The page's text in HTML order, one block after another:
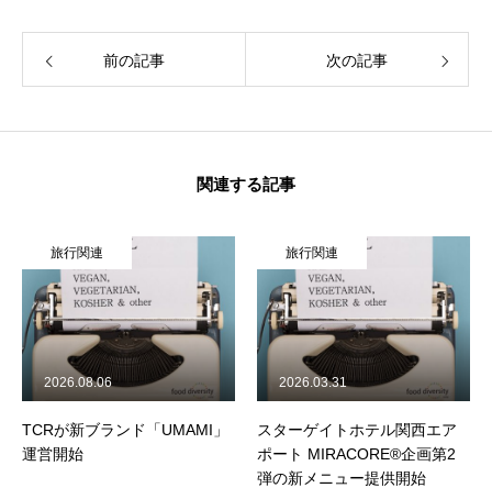
メッセージ
企業情報
学生インターンについて
ジャーナル
食品関連
飲食店
前の記事 次の記事
関連する記事
旅行関連
TCRが新ブランド「UMAMI」
運営開始
2026.08.06
旅行関連
スターゲイトホテル関西エア
ポート MIRACORE®企画第2
弾の新メニュー提供開始
2026.03.31